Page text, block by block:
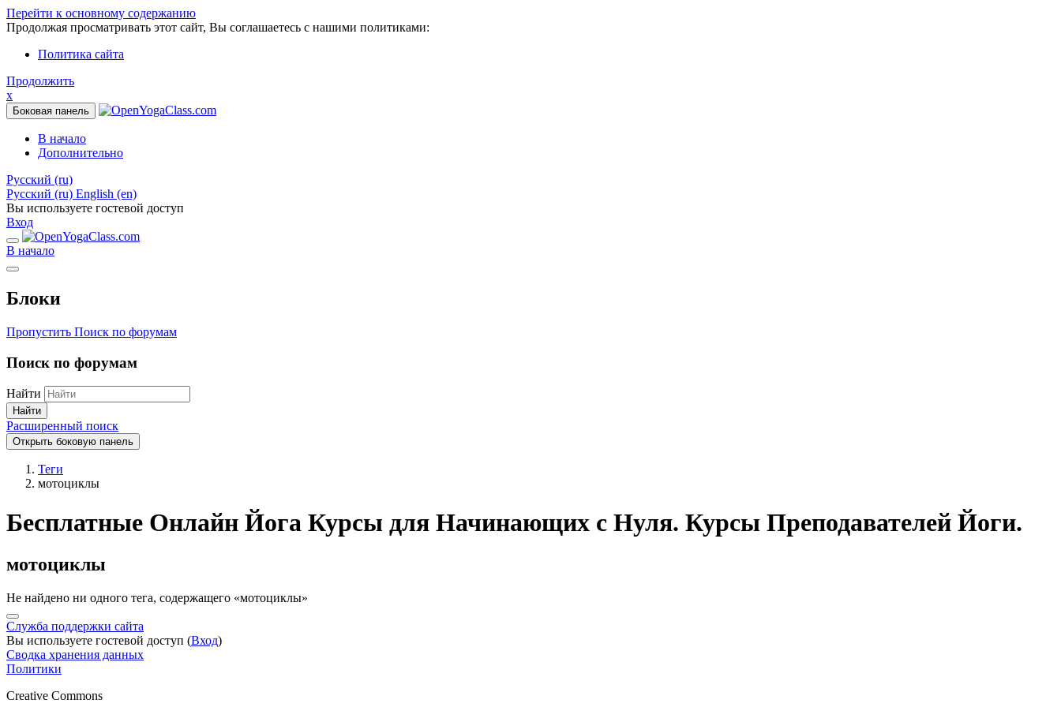
Перейти к основному содержанию
Продолжая просматривать этот сайт, Вы соглашаетесь с нашими политиками:
Политика сайта
Продолжить
x
Боковая панель
В начало
Дополнительно
Русский ‎(ru)‎
Русский ‎(ru)‎ English ‎(en)‎
Вы используете гостевой доступ
Вход
В начало
Блоки
Пропустить Поиск по форумам
Поиск по форумам
Найти
Найти
Расширенный поиск
Открыть боковую панель
Теги
мотоциклы
Бесплатные Онлайн Йога Курсы для Начинающих с Нуля. Курсы Преподавателей Йоги.
мотоциклы
Не найдено ни одного тега, содержащего «мотоциклы»
Служба поддержки сайта
Вы используете гостевой доступ (Вход)
Сводка хранения данных
Политики
Creative Commons